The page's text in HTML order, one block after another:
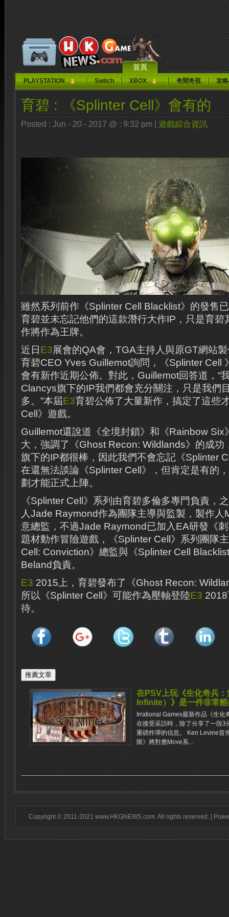
首頁
PLAYSTATION Switch XBOX 奇聞奇視 攻
育碧 : 《Splinter Cell》會有的
Posted : Jun - 20 - 2017 @ : 9:32 pm | 遊戲綜合資訊
雖然系列前作《Splinter Cell Blacklist》的發售
育碧並未忘記他們的這款潛行大作IP，只是育碧
作將作為王牌。
近日 E3展會的QA會，TGA主持人與原GT網站
育碧CEO Yves Guillemot詢問，《Splinter Cell
會有新作近期公佈。對此，Guillemot回答道，“
Clancys旗下的IP我們都會充分關注，只是我們
多。”本屆E3育碧公佈了大量新作，搞定了這些
Cell》遊戲。
Guillemot還說道《全境封鎖》和《Rainbow Six
大，強調了《Ghost Recon: Wildlands》的成功
旗下的IP都很棒，因此我們不會忘記《Splinter
在還無法談論《Splinter Cell》，但肯定是有的
劃才能正式上陣。
《Splinter Cell》系列由育碧多倫多專門負責，
人Jade Raymond作為團隊主導與監製，製作
意總監，不過Jade Raymond已加入EA研發《
題材動作冒險遊戲，《Splinter Cell》系列團隊
Cell: Conviction》總監與《Splinter Cell
Beland負責。
E3 2015上，育碧發布了《Ghost Recon:
所以《Splinter Cell》可能作為壓軸登陸E3
待。
在PSV上玩《生化奇兵
Infinite）》是一件非常
Irrational Games最新作品《生
在接受采訪時，除了分享了一段3
重磅炸彈的信息。 Ken Levine首
限》將對應Move系...
Copyright © 2011-2021 www.HKGNEWS.com. All rights reserved. |